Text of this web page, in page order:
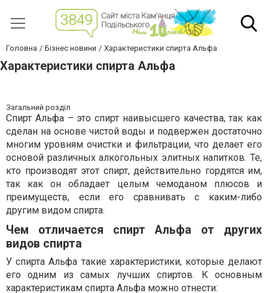
Головна Бізнес новини Характеристики спирта Альфа
Характеристики спирта Альфа
Загальний розділ
Спирт Альфа – это спирт наивысшего качества, так как
сделан на основе чистой воды и подвержен достаточно
многим уровням очистки и фильтрации, что делает его
основой различных алкогольных элитных напитков. Те,
кто производят этот спирт, действительно гордятся им,
так как он обладает целым чемоданом плюсов и
преимуществ, если его сравнивать с каким-либо
другим видом спирта.
Чем отличается спирт Альфа от других
видов спирта
У спирта Альфа такие характеристики, которые делают
его одним из самых лучших спиртов. К основным
характеристикам спирта Альфа можно отнести: